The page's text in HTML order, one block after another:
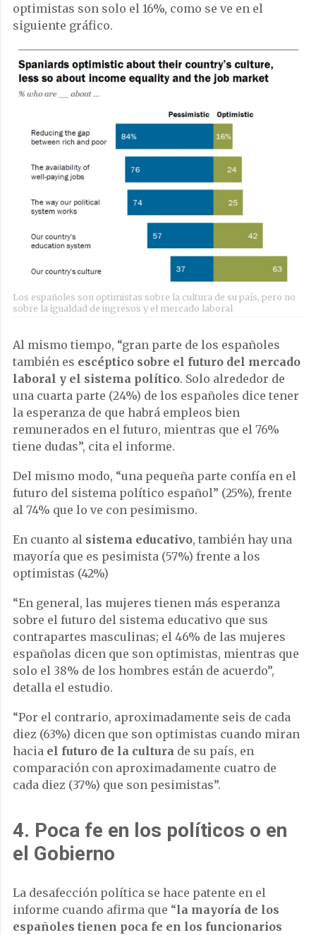
optimistas son solo el 16%, como se ve en el
siguiente gráfico.
Los españoles son optimistas sobre la cultura de su país, pero no
sobre la igualdad de ingresos y el mercado laboral
Al mismo tiempo, “gran parte de los españoles
también es escéptico sobre el futuro del mercado
laboral y el sistema político. Solo alrededor de
una cuarta parte (24%) de los españoles dice tener
la esperanza de que habrá empleos bien
remunerados en el futuro, mientras que el 76%
tiene dudas”, cita el informe.
Del mismo modo, “una pequeña parte confía en el
futuro del sistema político español” (25%), frente
al 74% que lo ve con pesimismo.
En cuanto al sistema educativo, también hay una
mayoría que es pesimista (57%) frente a los
optimistas (42%)
“En general, las mujeres tienen más esperanza
sobre el futuro del sistema educativo que sus
contrapartes masculinas; el 46% de las mujeres
españolas dicen que son optimistas, mientras que
solo el 38% de los hombres están de acuerdo”,
detalla el estudio.
“Por el contrario, aproximadamente seis de cada
diez (63%) dicen que son optimistas cuando miran
hacia el futuro de la cultura de su país, en
comparación con aproximadamente cuatro de
cada diez (37%) que son pesimistas”.
4. Poca fe en los políticos o en
el Gobierno
La desafección política se hace patente en el
informe cuando afirma que “la mayoría de los
españoles tienen poca fe en los funcionarios